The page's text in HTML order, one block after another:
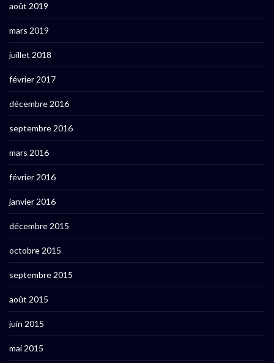
août 2019
mars 2019
juillet 2018
février 2017
décembre 2016
septembre 2016
mars 2016
février 2016
janvier 2016
décembre 2015
octobre 2015
septembre 2015
août 2015
juin 2015
mai 2015